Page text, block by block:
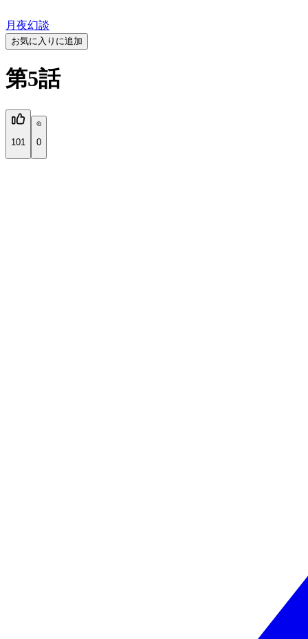
月夜幻談
お気に入りに追加
第5話
101 0